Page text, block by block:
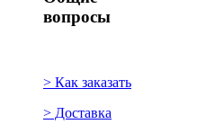
вопросы
> Как заказать
> Доставка